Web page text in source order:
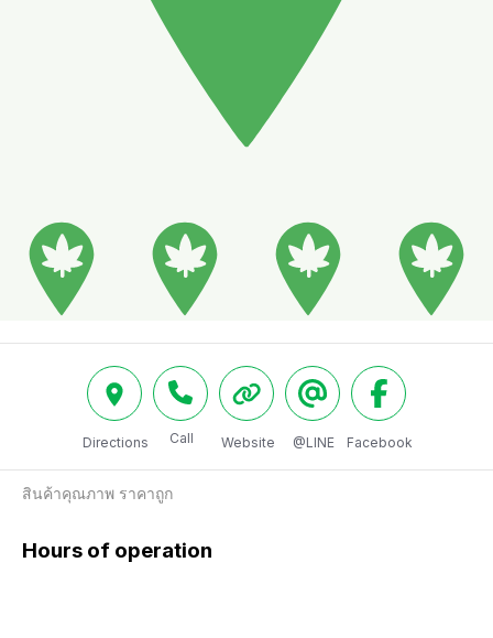
Directions Call Website @LINE Facebook
สินค้าคุณภาพ ราคาถูก
Hours of operation